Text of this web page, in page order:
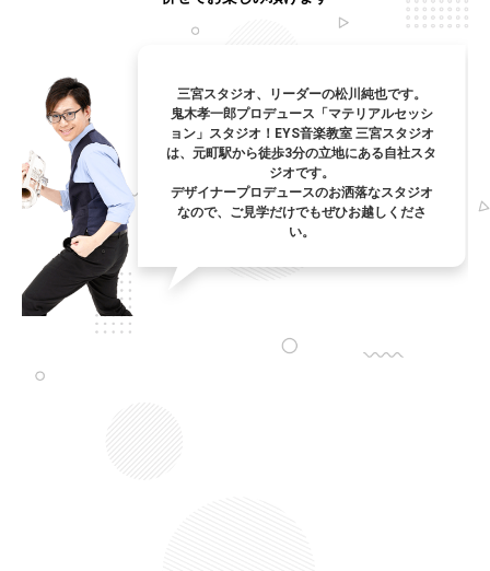
三宮スタジオ、リーダーの松川純也です。
鬼木孝一郎プロデュース「マテリアルセッシ
ョン」スタジオ！EYS音楽教室 三宮スタジオ
は、元町駅から徒歩3分の立地にある自社スタ
ジオです。
デザイナープロデュースのお洒落なスタジオ
なので、ご見学だけでもぜひお越しくださ
い。